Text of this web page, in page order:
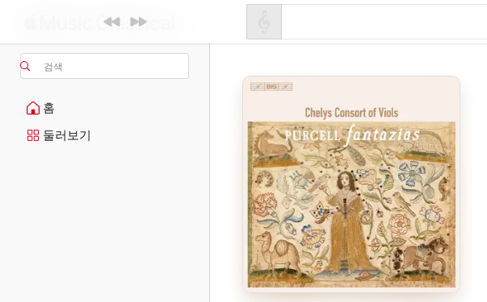
검색
홈
둘러보기